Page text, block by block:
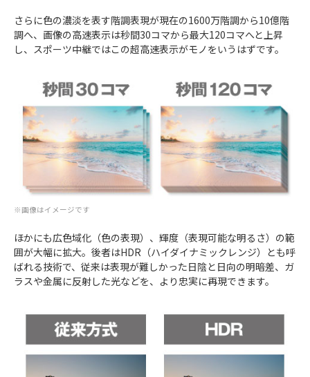
さらに色の濃淡を表す階調表現が現在の1600万階調から10億階
調へ、画像の高速表示は秒間30コマから最大120コマへと上昇
し、スポーツ中継ではこの超高速表示がモノをいうはずです。
※画像はイメージです
ほかにも広色域化（色の表現）、輝度（表現可能な明るさ）の範
囲が大幅に拡大。後者はHDR（ハイダイナミックレンジ）とも呼
ばれる技術で、従来は表現が難しかった日陰と日向の明暗差、ガ
ラスや金属に反射した光などを、より忠実に再現できます。